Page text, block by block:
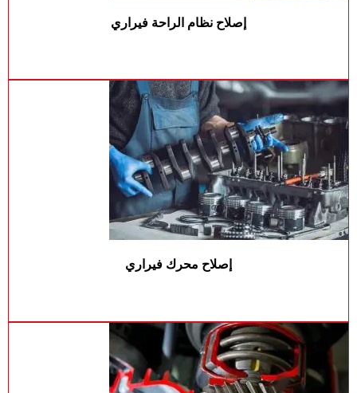
إصلاح نظام الراحة فيراري
إصلاح محرك فيراري